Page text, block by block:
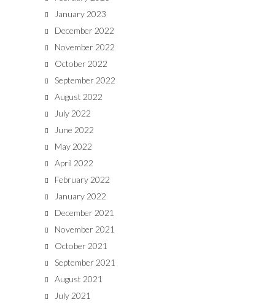
January 2023
December 2022
November 2022
October 2022
September 2022
August 2022
July 2022
June 2022
May 2022
April 2022
February 2022
January 2022
December 2021
November 2021
October 2021
September 2021
August 2021
July 2021